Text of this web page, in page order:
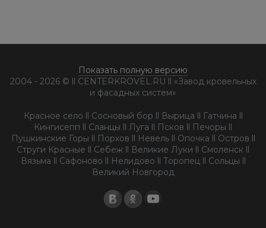
Показать полную версию
2004 - 2026 © ll CENTERKROVEL.RU ll «Завод кровельных
и фасадных систем»
Красное село ll Сосновый бор ll Вырица ll Гатчина ll
Кингисепп ll Сланцы ll Луга ll Псков ll Печоры ll
Пушкинские Горы ll Порхов ll Невель ll Опочка ll Остров ll
Струги Красные ll Себеж ll Великие Луки ll Смоленск ll
Вязьма ll Сафоново ll Нелидово ll Торопец ll Сольцы ll
Великий Новгород